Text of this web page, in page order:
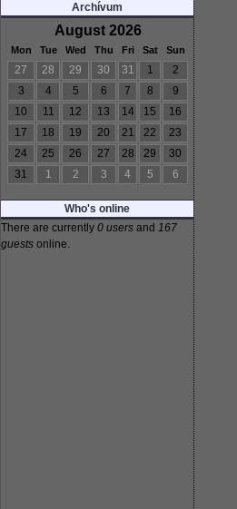
Archívum
August 2026
Mon Tue Wed Thu Fri Sat Sun
27 28 29 30 31 1
2
3
4 5 6 7 8
9
10
11 12 13 14 15
16
17
18 19 20 21 22
23
24
25 26 27 28 29
30
31
1 2 3 4 5 6
Who's online
There are currently 0 users and 167
guests online.